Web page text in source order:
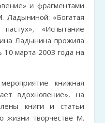
и фрагментами
Ладыниной: «Богатая
«Испытание
Ладынина прожила
10 марта 2003 года на
книжная
вдохновение», на
книги и статьи
жизни творчестве М.